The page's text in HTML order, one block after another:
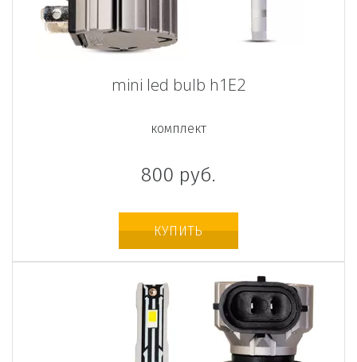
mini led bulb h1E2
комплект
800 руб.
КУПИТЬ